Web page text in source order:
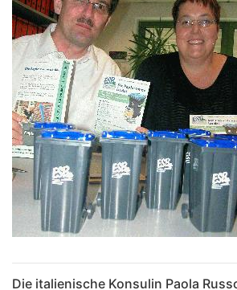
Die italienische Konsulin Paola